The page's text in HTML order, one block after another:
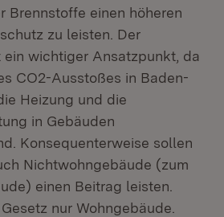
Brennstoffe einen höheren
zu leisten. Der
ein wichtiger Ansatzpunkt, da
CO2-Ausstoßes in Baden-
Heizung und die
in Gebäuden
Konsequenterweise sollen
Nichtwohngebäude (zum
einen Beitrag leisten.
nur Wohngebäude.